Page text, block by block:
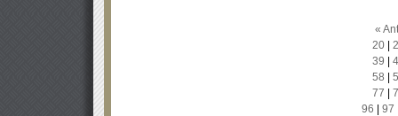
«
20|
39
58
77
96
97